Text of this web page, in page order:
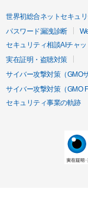
世界初総合ネットセキュ
パスワード漏洩診断
セキュリティ相談AIチャッ
実在証明・盗聴対策
サイバー攻撃対策（GMO
サイバー攻撃対策（GMO
セキュリティ事業の軌跡